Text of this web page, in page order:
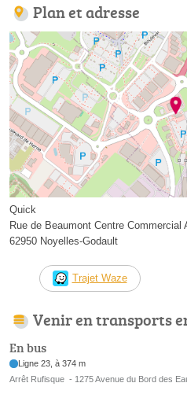
Plan et adresse
Quick
Rue de Beaumont Centre Commercial
62950 Noyelles-Godault
Trajet Waze
Venir en transports
En bus
Ligne 23, à 374 m
Arrêt Rufisque - 1275 Avenue du Bord des